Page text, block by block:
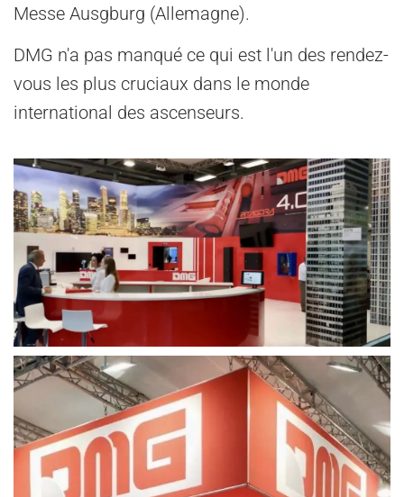
Messe Ausgburg (Allemagne).
DMG n'a pas manqué ce qui est l'un des rendez-
vous les plus cruciaux dans le monde
international des ascenseurs.